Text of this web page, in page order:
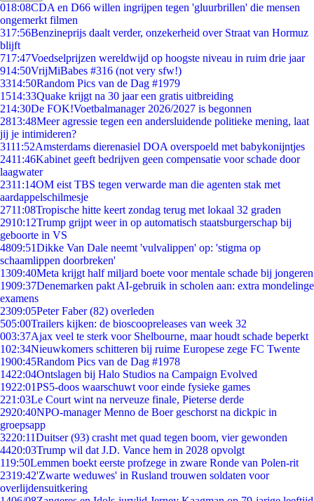
018:08CDA en D66 willen ingrijpen tegen 'gluurbrillen' die mensen
ongemerkt filmen
317:56Benzineprijs daalt verder, onzekerheid over Straat van Hormuz
blijft
717:47Voedselprijzen wereldwijd op hoogste niveau in ruim drie jaar
914:50VrijMiBabes #316 (not very sfw!)
3314:50Random Pics van de Dag #1979
1514:33Quake krijgt na 30 jaar een gratis uitbreiding
214:30De FOK!Voetbalmanager 2026/2027 is begonnen
2813:48Meer agressie tegen een andersluidende politieke mening, laat
jij je intimideren?
3111:52Amsterdams dierenasiel DOA overspoeld met babykonijntjes
2411:46Kabinet geeft bedrijven geen compensatie voor schade door
laagwater
2311:14OM eist TBS tegen verwarde man die agenten stak met
aardappelschilmesje
2711:08Tropische hitte keert zondag terug met lokaal 32 graden
2910:12Trump grijpt weer in op automatisch staatsburgerschap bij
geboorte in VS
4809:51Dikke Van Dale neemt 'vulvalippen' op: 'stigma op
schaamlippen doorbreken'
1309:40Meta krijgt half miljard boete voor mentale schade bij jongeren
1909:37Denemarken pakt AI-gebruik in scholen aan: extra mondelinge
examens
2309:05Peter Faber (82) overleden
505:00Trailers kijken: de bioscoopreleases van week 32
003:37Ajax veel te sterk voor Shelbourne, maar houdt schade beperkt
102:34Nieuwkomers schitteren bij ruime Europese zege FC Twente
1900:45Random Pics van de Dag #1978
1422:04Ontslagen bij Halo Studios na Campaign Evolved
1922:01PS5-doos waarschuwt voor einde fysieke games
221:03Le Court wint na nerveuze finale, Pieterse derde
2920:40NPO-manager Menno de Boer geschorst na dickpic in
groepsapp
3220:11Duitser (93) crasht met quad tegen boom, vier gewonden
4420:03Trump wil dat J.D. Vance hem in 2028 opvolgt
119:50Lemmen boekt eerste profzege in zware Ronde van Polen-rit
2319:42'Zwarte weduwes' in Rusland trouwen soldaten voor
overlijdensuitkering